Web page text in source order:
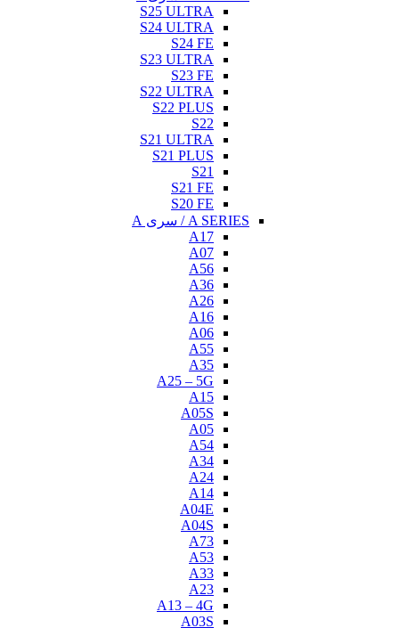
S25 ULTRA
S24 ULTRA
S24 FE
S23 ULTRA
S23 FE
S22 ULTRA
S22 PLUS
S21 ULTRA
S21 PLUS
S21 FE
S20 FE
A SERIES / سری A
A25 – 5G
A13 – 4G